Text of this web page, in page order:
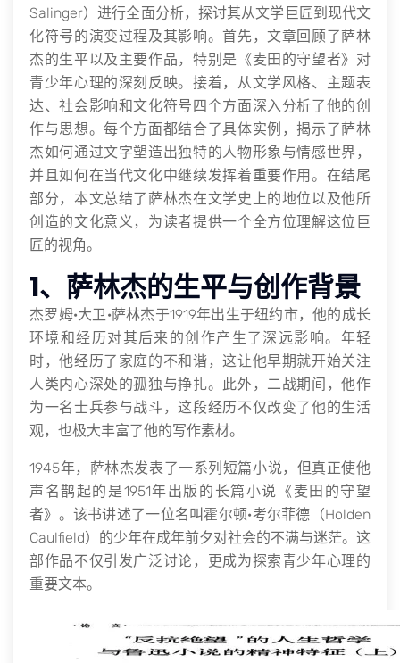
Salinger）进行全面分析，探讨其从文学巨匠到现代文
化符号的演变过程及其影响。首先，文章回顾了萨林
杰的生平以及主要作品，特别是《麦田的守望者》对
青少年心理的深刻反映。接着，从文学风格、主题表
达、社会影响和文化符号四个方面深入分析了他的创
作与思想。每个方面都结合了具体实例，揭示了萨林
杰如何通过文字塑造出独特的人物形象与情感世界，
并且如何在当代文化中继续发挥着重要作用。在结尾
部分，本文总结了萨林杰在文学史上的地位以及他所
创造的文化意义，为读者提供一个全方位理解这位巨
匠的视角。
1、萨林杰的生平与创作背景
杰罗姆·大卫·萨林杰于1919年出生于纽约市，他的成长
环境和经历对其后来的创作产生了深远影响。年轻
时，他经历了家庭的不和谐，这让他早期就开始关注
人类内心深处的孤独与挣扎。此外，二战期间，他作
为一名士兵参与战斗，这段经历不仅改变了他的生活
观，也极大丰富了他的写作素材。
1945年，萨林杰发表了一系列短篇小说，但真正使他
声名鹊起的是1951年出版的长篇小说《麦田的守望
者》。该书讲述了一位名叫霍尔顿·考尔菲德（Holden
Caulfield）的少年在成年前夕对社会的不满与迷茫。这
部作品不仅引发广泛讨论，更成为探索青少年心理的
重要文本。